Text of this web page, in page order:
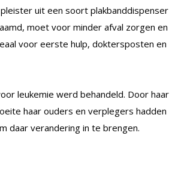
uit een soort plakbanddispenser
moet voor minder afval zorgen en
voor eerste hulp, doktersposten en
leukemie werd behandeld. Door haar
haar ouders en verplegers hadden
daar verandering in te brengen.